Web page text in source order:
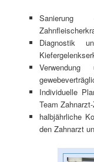
Diagnostik
Individuelle
Team
halbjährliche
den Zahnarzt